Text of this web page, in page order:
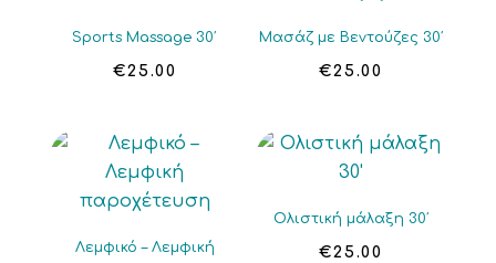
Sports Massage 30′
€25.00
Μασάζ με Βεντούζες 30′
€25.00
Λεμφικό – Λεμφική
Ολιστική μάλαξη 30′
€25.00